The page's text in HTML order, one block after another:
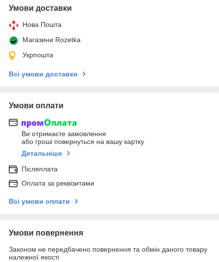
Умови доставки
Нова Пошта
Магазини Rozetka
Укрпошта
Всі умови доставки
Умови оплати
Ви отримаєте замовлення
або гроші повернуться на вашу картку
Детальніше
Післяплата
Оплата за реквізитами
Всі умови оплати
Умови повернення
Законом не передбачено повернення та обмін даного товару
належної якості